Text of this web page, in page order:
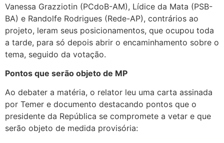
Vanessa Grazziotin (PCdoB-AM), Lídice da Mata (PSB-
BA) e Randolfe Rodrigues (Rede-AP), contrários ao
projeto, leram seus posicionamentos, que ocupou toda
a tarde, para só depois abrir o encaminhamento sobre o
tema, seguido da votação.
Pontos que serão objeto de MP
Ao debater a matéria, o relator leu uma carta assinada
por Temer e documento destacando pontos que o
presidente da República se compromete a vetar e que
serão objeto de medida provisória: